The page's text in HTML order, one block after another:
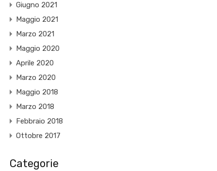
Giugno 2021
Maggio 2021
Marzo 2021
Maggio 2020
Aprile 2020
Marzo 2020
Maggio 2018
Marzo 2018
Febbraio 2018
Ottobre 2017
Categorie